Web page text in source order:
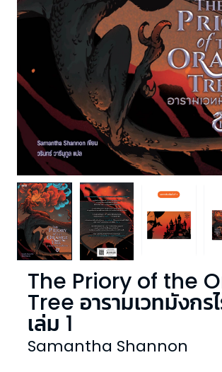
The Priory of the
Tree อารามเวทมังกร
เล่ม 1
Samantha Shannon